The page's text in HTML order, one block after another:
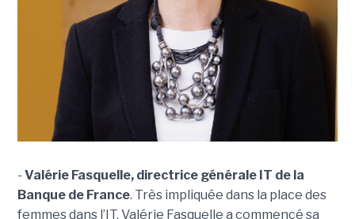
- Valérie Fasquelle, directrice générale IT de la
Banque de France. Très impliquée dans la place des
femmes dans l’IT, Valérie Fasquelle a commencé sa